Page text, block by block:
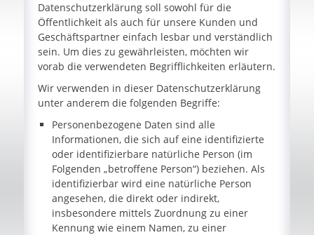
Datenschutzerklärung soll sowohl für die
Öffentlichkeit als auch für unsere Kunden und
Geschäftspartner einfach lesbar und verständlich
sein. Um dies zu gewährleisten, möchten wir
vorab die verwendeten Begrifflichkeiten erläutern.
Wir verwenden in dieser Datenschutzerklärung
unter anderem die folgenden Begriffe:
Personenbezogene Daten sind alle
Informationen, die sich auf eine identifizierte
oder identifizierbare natürliche Person (im
Folgenden „betroffene Person“) beziehen. Als
identifizierbar wird eine natürliche Person
angesehen, die direkt oder indirekt,
insbesondere mittels Zuordnung zu einer
Kennung wie einem Namen, zu einer